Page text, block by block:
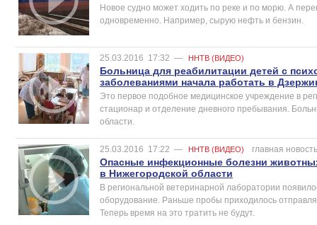
Новое судно может ходить по реке и по морю. А
одновременно. Например, сырую нефть и бензин.
25.03.2016 17:32 — ННТВ (ВИДЕО)
Больница для реабилитации детей с
заболеваниями начала работать в
Это первое подобное медицинское учреждение в
стационар и отделение дневного пребывания.
области.
25.03.2016 17:22 — ННТВ (ВИДЕО) главная новость
Опасные инфекционные болезни
в Нижегородской области
В региональной ветеринарной лаборатории
оборудование. Раньше пробы приходилось
Теперь время на это тратить не будут.